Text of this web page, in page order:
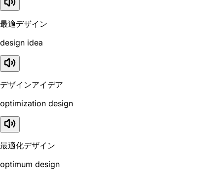
最適デザイン
design idea
デザインアイデア
optimization design
最適化デザイン
optimum design